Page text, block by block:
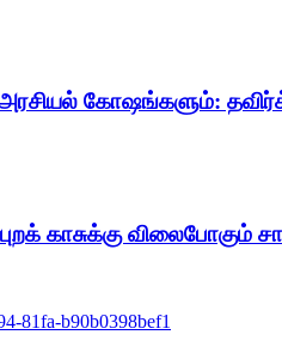
கோஷங்களும்:
காசுக்கு